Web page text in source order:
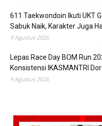
611 Taekwondoin Ikuti UKT
Sabuk Naik, Karakter Juga
9 Agustus 2026
Lepas Race Day BOM Run
Konsistensi IKASMANTRI
9 Agustus 2026